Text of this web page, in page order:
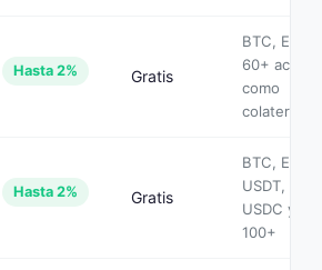
Hasta 2% Gratis
BTC, ETH y
60+ activos
como
colateral
Hasta 2% Gratis
BTC, ETH,
USDT,
USDC y
100+